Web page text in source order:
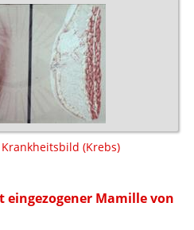
Krankheitsbild (Krebs)
Mamille von